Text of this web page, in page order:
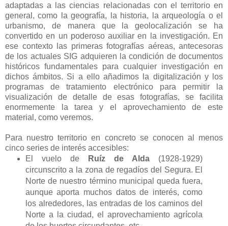
adaptadas a las ciencias relacionadas con el territorio en
general, como la geografía, la historia, la arqueología o el
urbanismo, de manera que la geolocalización se ha
convertido en un poderoso auxiliar en la investigación. En
ese contexto las primeras fotografías aéreas, antecesoras
de los actuales SIG adquieren la condición de documentos
históricos fundamentales para cualquier investigación en
dichos ámbitos. Si a ello añadimos la digitalización y los
programas de tratamiento electrónico para permitir la
visualización de detalle de esas fotografías, se facilita
enormemente la tarea y el aprovechamiento de este
material, como veremos.
Para nuestro territorio en concreto se conocen al menos
cinco series de interés accesibles:
El vuelo de
Ruíz de Alda (1928-1929)
circunscrito a la zona de regadíos del Segura. El
Norte de nuestro término municipal queda fuera,
aunque aporta muchos datos de interés, como
los alrededores, las entradas de los caminos del
Norte a la ciudad, el aprovechamiento agrícola